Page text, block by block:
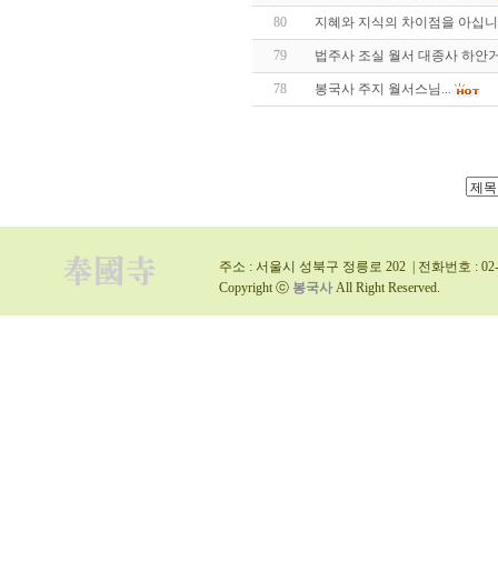
80 지혜와 지식의 차이점을 아십니
79 법주사 조실 월서 대종사 하안
78 봉국사 주지 월서스님...
주소 : 서울시 성북구 정릉로 202 | 전화번호 :
Copyright ⓒ 봉국사 All Right Reserved.